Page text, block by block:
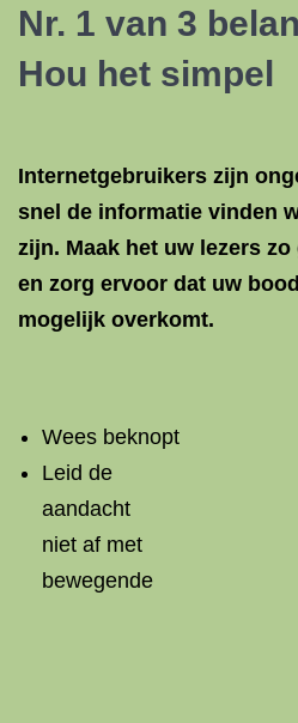
Nr. 1 van 3
Hou het simpel
Internetgebruikers zijn
snel de informatie vinden
zijn. Maak het uw lezers
en zorg ervoor dat uw
mogelijk overkomt.
Wees beknopt
Leid de
aandacht
niet af met
bewegende